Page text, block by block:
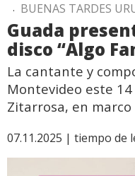
. BUENAS TARDES
Guada
disco “Algo
La cantante y
Montevideo este
Zitarrosa, en marco
07.11.2025 | tiempo de